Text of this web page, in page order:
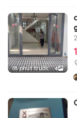
18 phút trước 4